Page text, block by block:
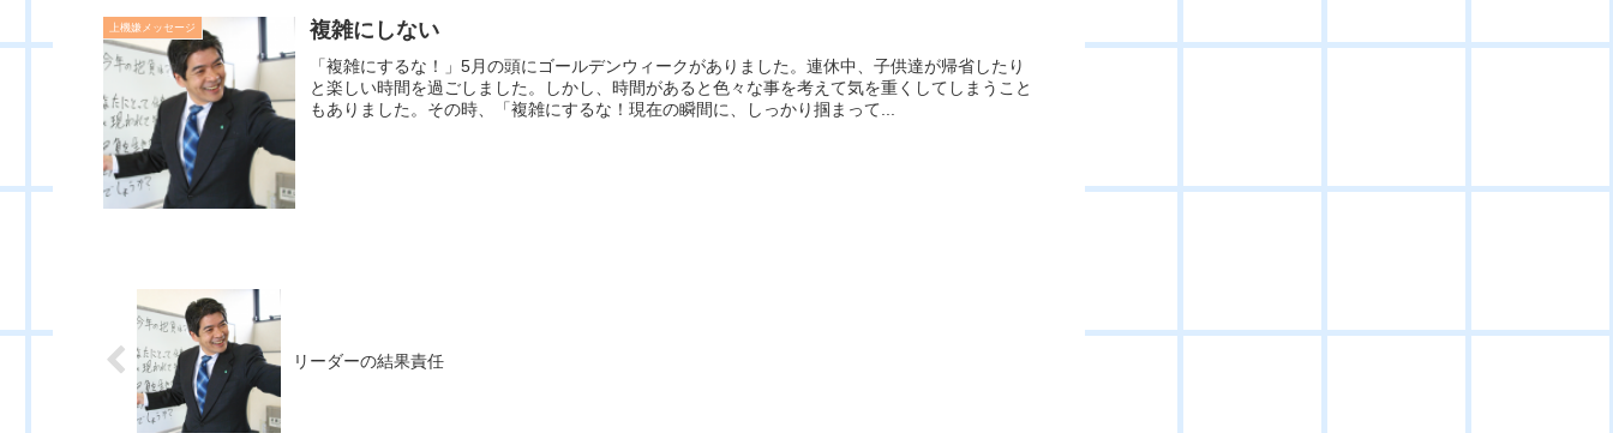
上機嫌メッセージ 複雑にしない
「複雑にするな！」5月の頭にゴールデンウィークがありました。連休中、子供達が帰省したり
と楽しい時間を過ごしました。しかし、時間があると色々な事を考えて気を重くしてしまうこと
もありました。その時、「複雑にするな！現在の瞬間に、しっかり掴まって...
リーダーの結果責任